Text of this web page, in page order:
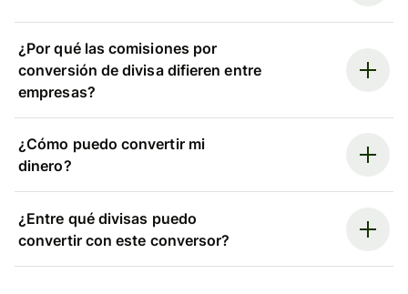
¿Por qué las comisiones por
conversión de divisa difieren entre
empresas?
¿Cómo puedo convertir mi
dinero?
¿Entre qué divisas puedo
convertir con este conversor?